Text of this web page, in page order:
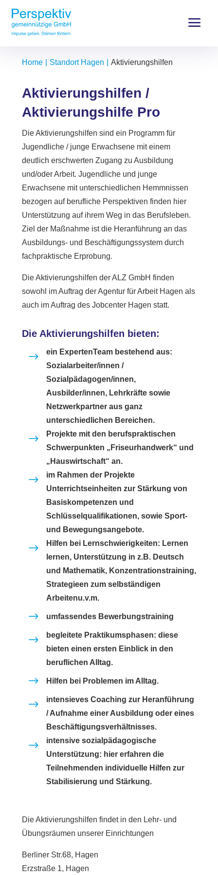
Home Standort Hagen Aktivierungshilfen
Aktivierungshilfen /
Aktivierungshilfe Pro
Die Aktivierungshilfen sind ein Programm für
Jugendliche / junge Erwachsene mit einem
deutlich erschwerten Zugang zu Ausbildung
und/oder Arbeit. Jugendliche und junge
Erwachsene mit unterschiedlichen Hemmnissen
bezogen auf berufliche Perspektiven finden hier
Unterstützung auf ihrem Weg in das Berufsleben.
Ziel der Maßnahme ist die Heranführung an das
Ausbildungs- und Beschäftigungssystem durch
fachpraktische Erprobung.
Die Aktivierungshilfen der ALZ GmbH finden
sowohl im Auftrag der Agentur für Arbeit Hagen als
auch im Auftrag des Jobcenter Hagen statt.
Die Aktivierungshilfen bieten:
$
ein ExpertenTeam bestehend aus:
Sozialarbeiter/innen /
Sozialpädagogen/innen,
Ausbilder/innen, Lehrkräfte sowie
Netzwerkpartner aus ganz
unterschiedlichen Bereichen.
$
Projekte mit den berufspraktischen
Schwerpunkten „Friseurhandwerk“ und
„Hauswirtschaft“ an.
$
im Rahmen der Projekte
Unterrichtseinheiten zur Stärkung von
Basiskompetenzen und
Schlüsselqualifikationen, sowie Sport-
und Bewegungsangebote.
$
Hilfen bei Lernschwierigkeiten: Lernen
lernen, Unterstützung in z.B. Deutsch
und Mathematik, Konzentrationstraining,
Strategieen zum selbständigen
Arbeitenu.v.m.
$ umfassendes Bewerbungstraining
$
begleitete Praktikumsphasen: diese
bieten einen ersten Einblick in den
beruflichen Alltag.
$ Hilfen bei Problemen im Alltag.
$
intensieves Coaching zur Heranführung
/ Aufnahme einer Ausbildung oder eines
Beschäftigungsverhältnisses.
$
intensive sozialpädagogische
Unterstützung: hier erfahren die
Teilnehmenden individuelle Hilfen zur
Stabilisierung und Stärkung.
Die Aktivierungshilfen findet in den Lehr- und
Übungsräumen unserer Einrichtungen
Berliner Str.68, Hagen
Erzstraße 1, Hagen